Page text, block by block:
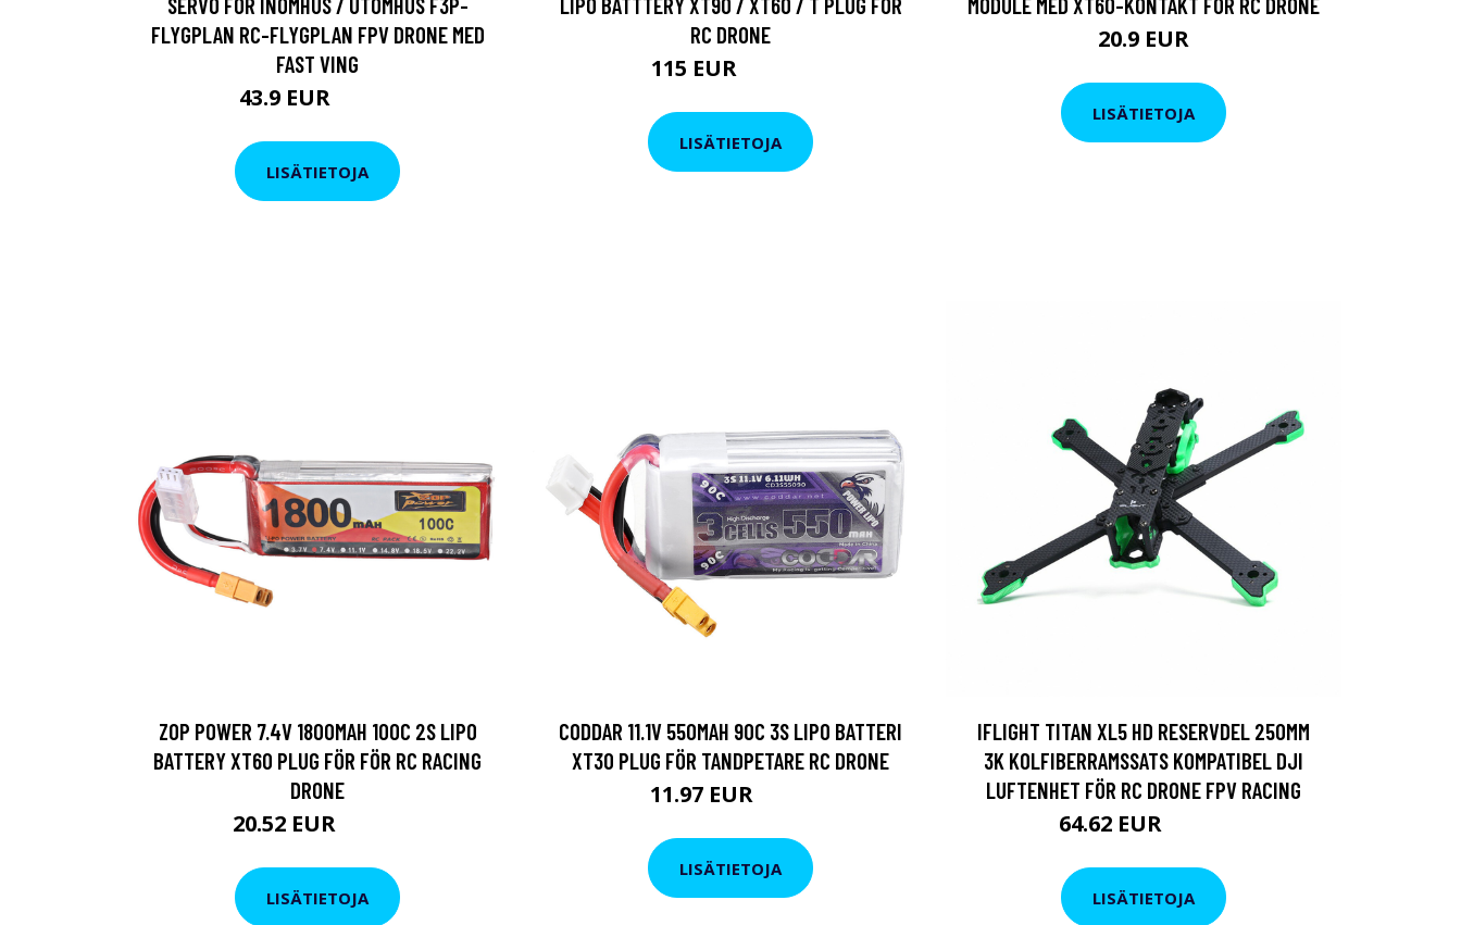
FLYGPLAN RC-FLYGPLAN FPV DRONE MED
FAST VING
43.9 EUR
LISÄTIETOJA
RC DRONE
115 EUR
LISÄTIETOJA
20.9 EUR
LISÄTIETOJA
ZOP POWER 7.4V 1800MAH 100C 2S LIPO
BATTERY XT60 PLUG FÖR FÖR RC RACING
DRONE
20.52 EUR
LISÄTIETOJA
CODDAR 11.1V 550MAH 90C 3S LIPO BATTERI
XT30 PLUG FÖR TANDPETARE RC DRONE
11.97 EUR
LISÄTIETOJA
IFLIGHT TITAN XL5 HD RESERVDEL 250MM
3K KOLFIBERRAMSSATS KOMPATIBEL DJI
LUFTENHET FÖR RC DRONE FPV RACING
64.62 EUR
LISÄTIETOJA